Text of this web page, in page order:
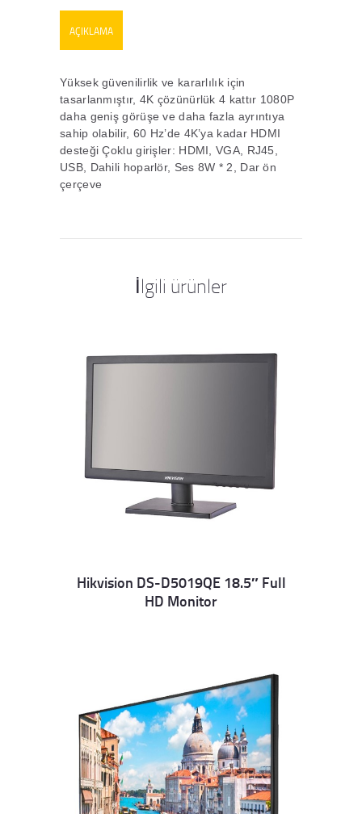
AÇIKLAMA
Yüksek güvenilirlik ve kararlılık için
tasarlanmıştır, 4K çözünürlük 4 kattır 1080P
daha geniş görüşe ve daha fazla ayrıntıya
sahip olabilir, 60 Hz’de 4K’ya kadar HDMI
desteği Çoklu girişler: HDMI, VGA, RJ45,
USB, Dahili hoparlör, Ses 8W * 2, Dar ön
çerçeve
İlgili ürünler
Hikvision DS-D5019QE 18.5″ Full
HD Monitor